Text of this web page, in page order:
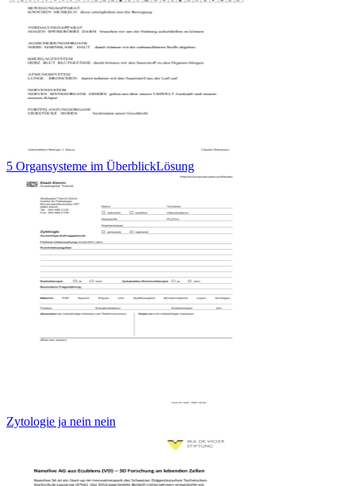
5 Organsysteme im ÜberblickLösung
Zytologie ja nein nein